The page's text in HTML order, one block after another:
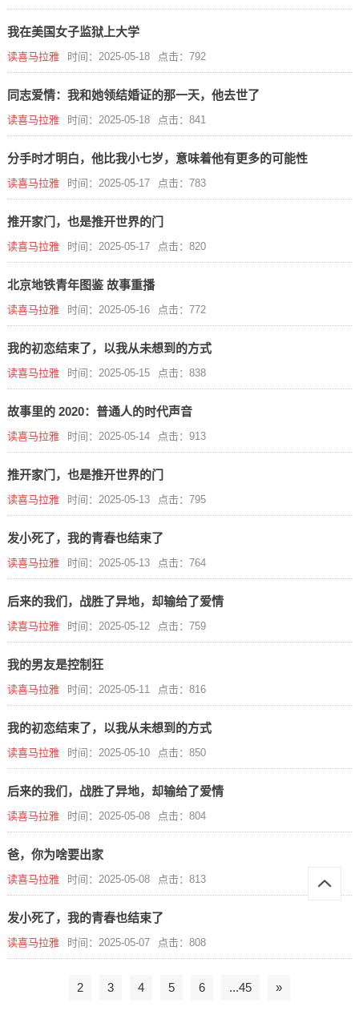
我在美国女子监狱上大学
读喜马拉雅 时间：2025-05-18 点击：792
同志爱情：我和她领结婚证的那一天，他去世了
读喜马拉雅 时间：2025-05-18 点击：841
分手时才明白，他比我小七岁，意味着他有更多的可能性
读喜马拉雅 时间：2025-05-17 点击：783
推开家门，也是推开世界的门
读喜马拉雅 时间：2025-05-17 点击：820
北京地铁青年图鉴 故事重播
读喜马拉雅 时间：2025-05-16 点击：772
我的初恋结束了，以我从未想到的方式
读喜马拉雅 时间：2025-05-15 点击：838
故事里的 2020：普通人的时代声音
读喜马拉雅 时间：2025-05-14 点击：913
推开家门，也是推开世界的门
读喜马拉雅 时间：2025-05-13 点击：795
发小死了，我的青春也结束了
读喜马拉雅 时间：2025-05-13 点击：764
后来的我们，战胜了异地，却输给了爱情
读喜马拉雅 时间：2025-05-12 点击：759
我的男友是控制狂
读喜马拉雅 时间：2025-05-11 点击：816
我的初恋结束了，以我从未想到的方式
读喜马拉雅 时间：2025-05-10 点击：850
后来的我们，战胜了异地，却输给了爱情
读喜马拉雅 时间：2025-05-08 点击：804
爸，你为啥要出家
读喜马拉雅 时间：2025-05-08 点击：813
发小死了，我的青春也结束了
读喜马拉雅 时间：2025-05-07 点击：808
2 3 4 5 6 ...45 »